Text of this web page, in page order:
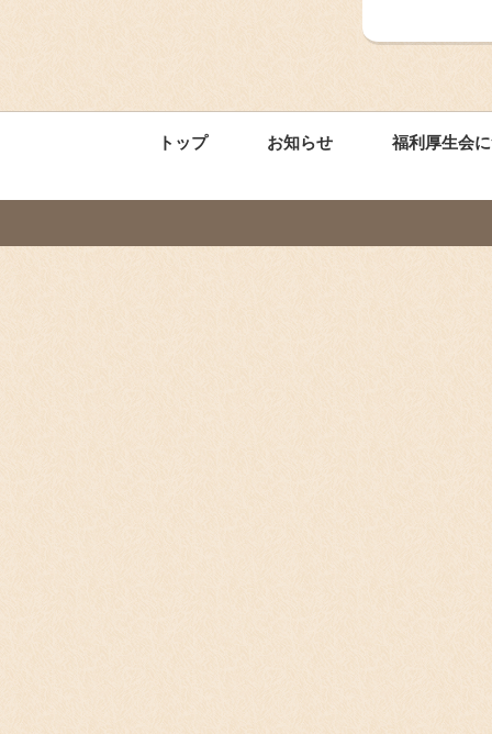
トップ お知らせ 福利厚生会